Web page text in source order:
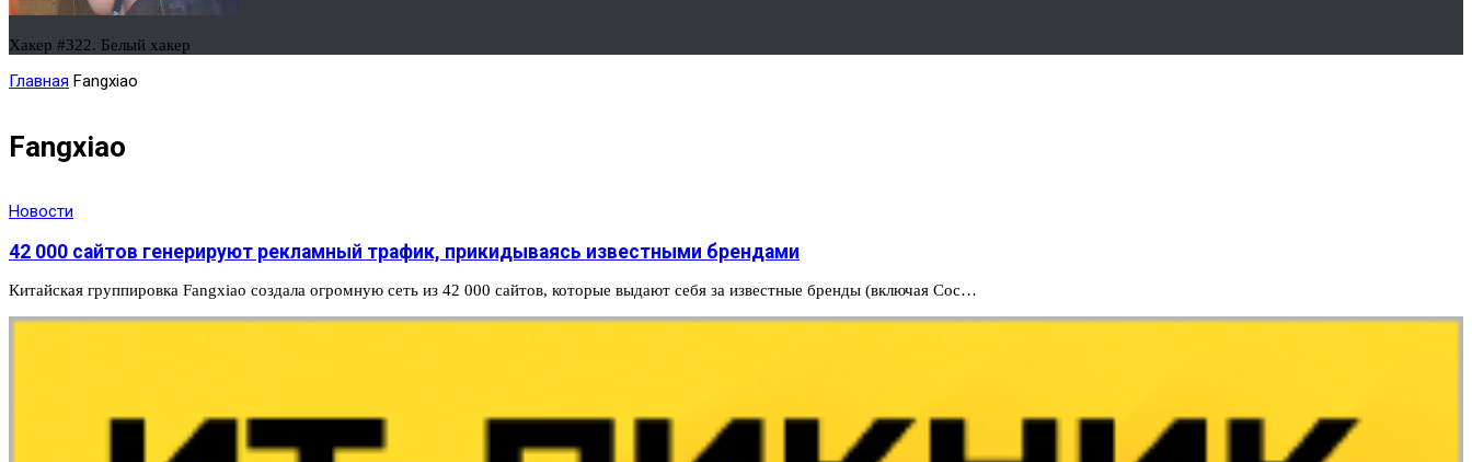
Хакер #322. Белый хакер
Главная Fangxiao
Fangxiao
Новости
42 000 сайтов генерируют рекламный трафик, прикидываясь известными брендами
Китайская группировка Fangxiao создала огромную сеть из 42 000 сайтов, которые выдают себя за известные бренды (включая Coc…